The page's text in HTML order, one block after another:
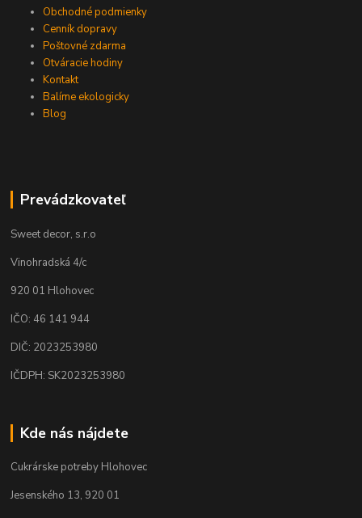
Obchodné podmienky
Cenník dopravy
Poštovné zdarma
Otváracie hodiny
Kontakt
Balíme ekologicky
Blog
Prevádzkovateľ
Sweet decor, s.r.o
Vinohradská 4/c
920 01 Hlohovec
IČO: 46 141 944
DIČ: 2023253980
IČDPH: SK2023253980
Kde nás nájdete
Cukrárske potreby Hlohovec
Jesenského 13, 920 01